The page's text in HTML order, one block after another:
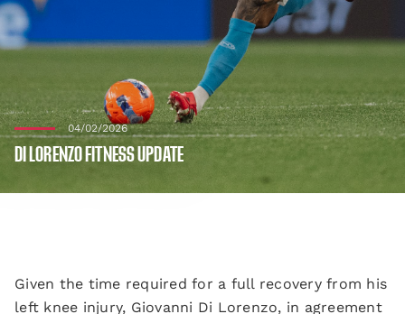
04/02/2026
DI LORENZO FITNESS UPDATE
Given the time required for a full recovery from his
left knee injury, Giovanni Di Lorenzo, in agreement